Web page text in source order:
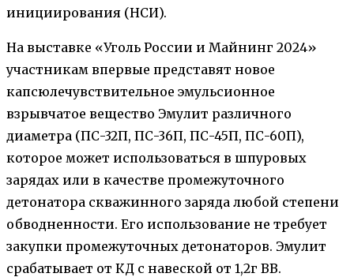
инициирования (НСИ).
На выставке «Уголь России и Майнинг 2024»
участникам впервые представят новое
капсюлечувствительное эмульсионное
взрывчатое вещество Эмулит различного
диаметра (ПС-32П, ПС-36П, ПС-45П, ПС-60П),
которое может использоваться в шпуровых
зарядах или в качестве промежуточного
детонатора скважинного заряда любой степени
обводненности. Его использование не требует
закупки промежуточных детонаторов. Эмулит
срабатывает от КД с навеской от 1,2г ВВ.